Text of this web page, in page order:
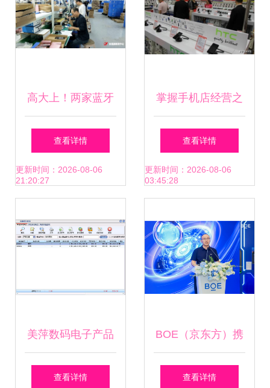
高大上！两家蓝牙
耳机企业入驻攸县
高新区，打造国内
器仪表销售新高地
查看详情
更新时间：2026-08-06
21:20:27
掌握手机店经营之
道，开启致富新篇
章——电子产品销
查看详情
更新时间：2026-08-06
03:45:28
美萍数码电子产品
销售管理软件 仪器
查看详情
BOE（京东方）携
手合作伙伴定义下
查看详情